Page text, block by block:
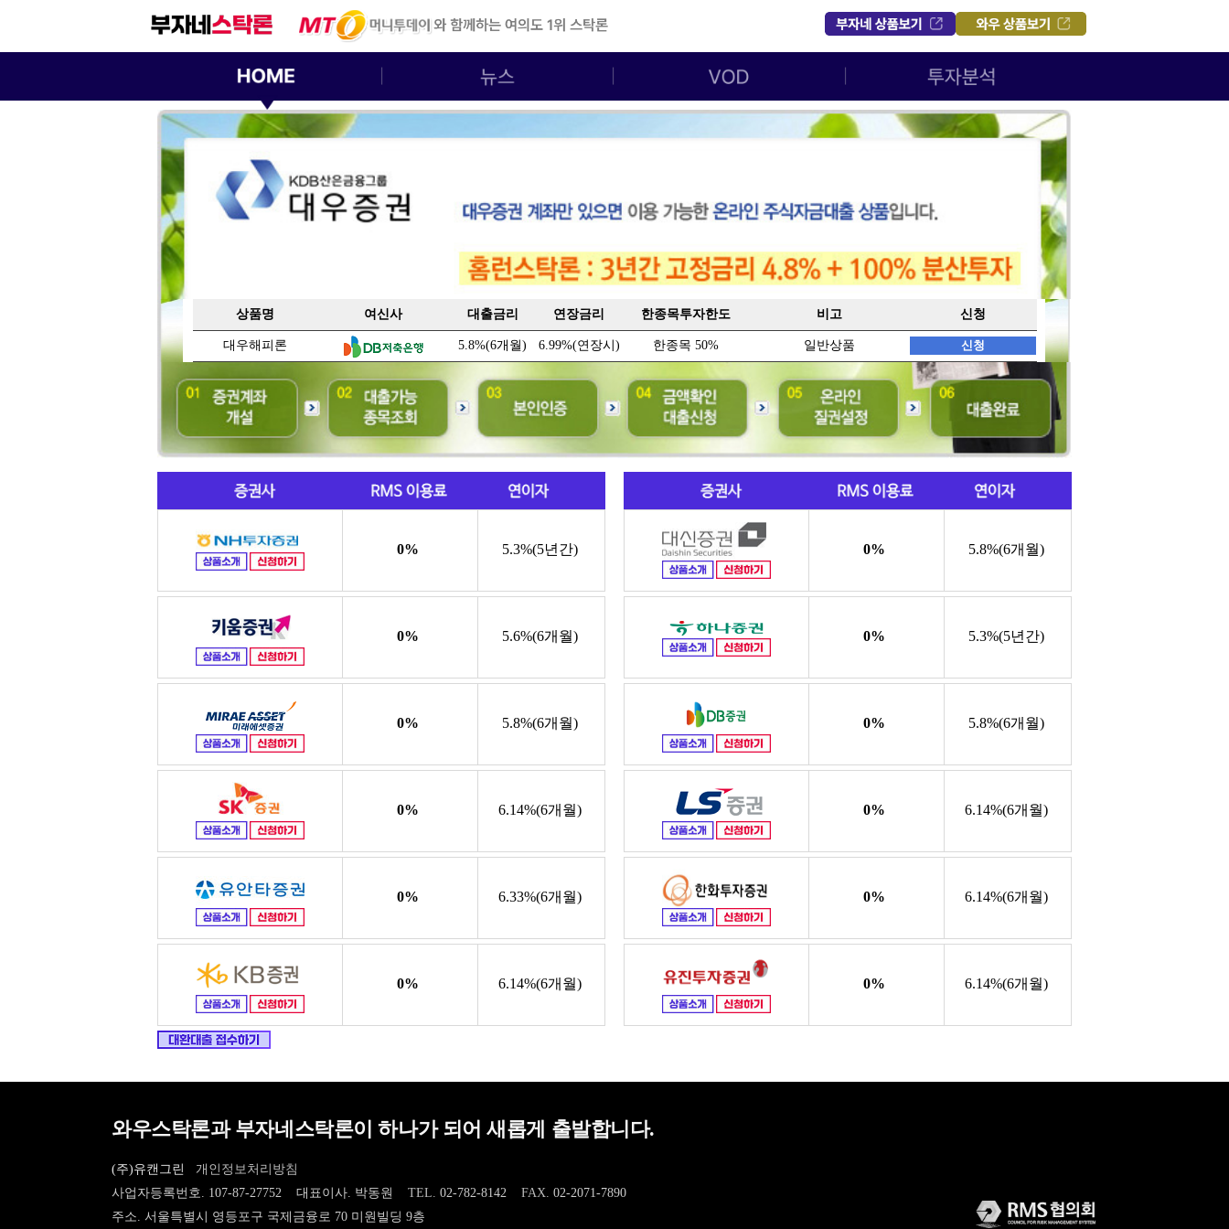
상품명 여신사 대출금리 연장금리 한종목투자한도 비고 신청
대우해피론 5.8%(6개월) 6.99%(연장시) 한종목 50% 일반상품
0% 5.3%(5년간) 0% 5.8%(6개월)
0% 5.6%(6개월) 0% 5.3%(5년간)
0% 5.8%(6개월) 0% 5.8%(6개월)
0% 6.14%(6개월) 0% 6.14%(6개월)
0% 6.33%(6개월) 0% 6.14%(6개월)
0% 6.14%(6개월) 0% 6.14%(6개월)
와우스탁론과 부자네스탁론이 하나가 되어 새롭게 출발합니다.
(주)유캔그린
개인정보처리방침
사업자등록번호. 107-87-27752 대표이사. 박동원 TEL. 02-782-8142 FAX. 02-2071-7890
주소. 서울특별시 영등포구 국제금융로 70 미원빌딩 9층